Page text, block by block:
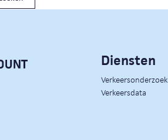
Diensten
Verkeersonderzoek
Verkeersdata